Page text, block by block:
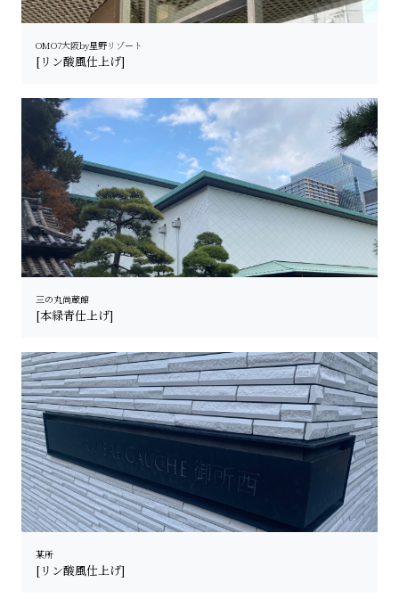
OMO7大阪by星野リゾート
[リン酸風仕上げ]
三の丸尚蔵館
[本緑青仕上げ]
某所
[リン酸風仕上げ]